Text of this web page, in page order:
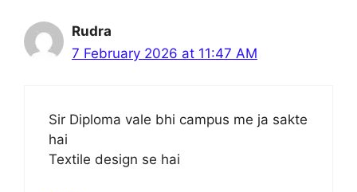
Rudra
7 February 2026 at 11:47 AM
Sir Diploma vale bhi campus me ja sakte
hai
Textile design se hai